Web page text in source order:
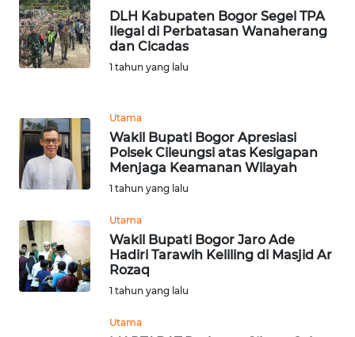
DLH Kabupaten Bogor Segel TPA
Ilegal di Perbatasan Wanaherang
dan Cicadas
1 tahun yang lalu
Utama
Wakil Bupati Bogor Apresiasi
Polsek Cileungsi atas Kesigapan
Menjaga Keamanan Wilayah
1 tahun yang lalu
Utama
Wakil Bupati Bogor Jaro Ade
Hadiri Tarawih Keliling di Masjid Ar
Rozaq
1 tahun yang lalu
Utama
TANGERANG
WN
WN
CIREBON
WN
INDRAMAYU
WN
KUNINGAN
WN